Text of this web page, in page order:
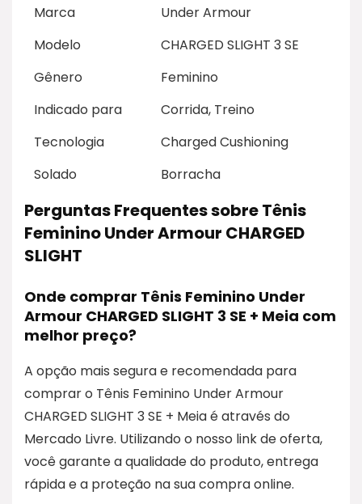
Marca
Under Armour
Modelo
CHARGED SLIGHT 3 SE
Gênero
Feminino
Indicado para
Corrida, Treino
Tecnologia
Charged Cushioning
Solado
Borracha
Perguntas Frequentes sobre Tênis
Feminino Under Armour CHARGED
SLIGHT
Onde comprar Tênis Feminino Under
Armour CHARGED SLIGHT 3 SE + Meia com
melhor preço?
A opção mais segura e recomendada para
comprar o Tênis Feminino Under Armour
CHARGED SLIGHT 3 SE + Meia é através do
Mercado Livre. Utilizando o nosso link de oferta,
você garante a qualidade do produto, entrega
rápida e a proteção na sua compra online.